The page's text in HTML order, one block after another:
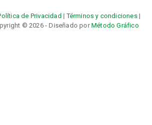
de Privacidad |Términos y condiciones|
© 2026 - Diseñado porMétodo Gráfico